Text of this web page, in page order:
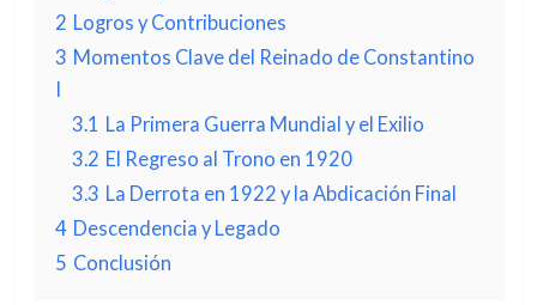
2 Logros y Contribuciones
3 Momentos Clave del Reinado de Constantino
I
3.1 La Primera Guerra Mundial y el Exilio
3.2 El Regreso al Trono en 1920
3.3 La Derrota en 1922 y la Abdicación Final
4 Descendencia y Legado
5 Conclusión